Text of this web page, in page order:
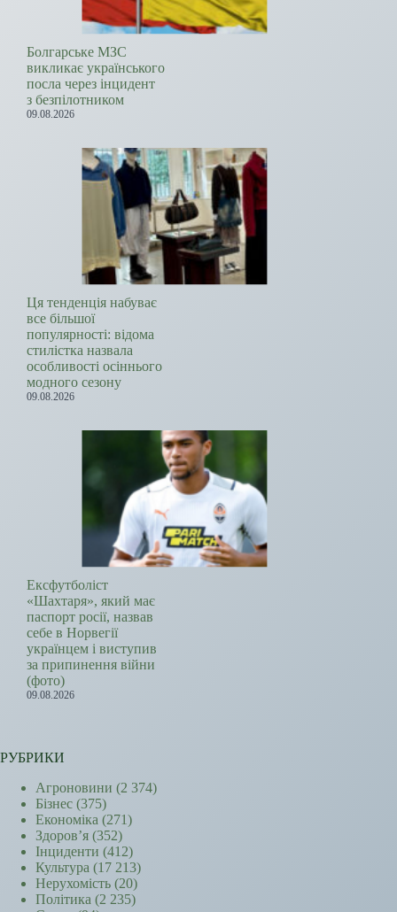
Болгарське МЗС
викликає українського
посла через інцидент
з безпілотником
09.08.2026
Ця тенденція набуває
все більшої
популярності: відома
стилістка назвала
особливості осіннього
модного сезону
09.08.2026
Ексфутболіст
«Шахтаря», який має
паспорт росії, назвав
себе в Норвегії
українцем і виступив
за припинення війни
(фото)
09.08.2026
РУБРИКИ
Агроновини (2 374)
Бізнес (375)
Економіка (271)
Здоров’я (352)
Інциденти (412)
Культура (17 213)
Нерухомість (20)
Політика (2 235)